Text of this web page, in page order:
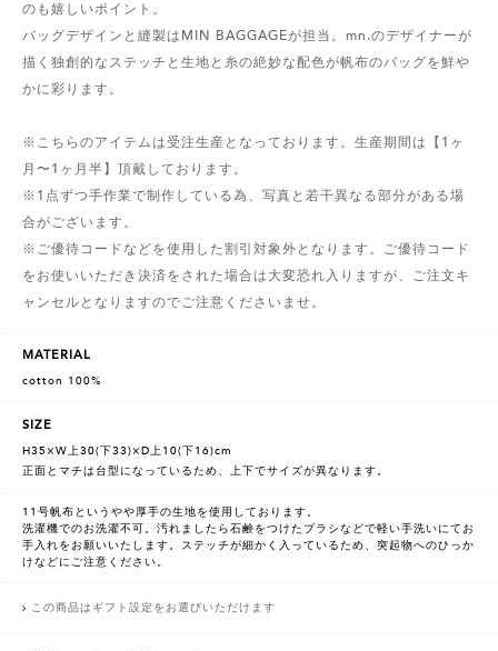
のも嬉しいポイント。
バッグデザインと縫製はMIN BAGGAGEが担当。mn.のデザイナーが
描く独創的なステッチと生地と糸の絶妙な配色が帆布のバッグを鮮や
かに彩ります。
※こちらのアイテムは受注生産となっております。生産期間は【1ヶ
月〜1ヶ月半】頂戴しております。
※1点ずつ手作業で制作している為、写真と若干異なる部分がある場
合がございます。
※ご優待コードなどを使用した割引対象外となります。ご優待コード
をお使いいただき決済をされた場合は大変恐れ入りますが、ご注文キ
ャンセルとなりますのでご注意くださいませ。
MATERIAL
cotton 100%
SIZE
H35×W上30(下33)×D上10(下16)cm
正面とマチは台型になっているため、上下でサイズが異なります。
11号帆布というやや厚手の生地を使用しております。
洗濯機でのお洗濯不可。汚れましたら石鹸をつけたブラシなどで軽い手洗いにてお
手入れをお願いいたします。ステッチが細かく入っているため、突起物へのひっか
けなどにご注意ください。
この商品はギフト設定をお選びいただけます